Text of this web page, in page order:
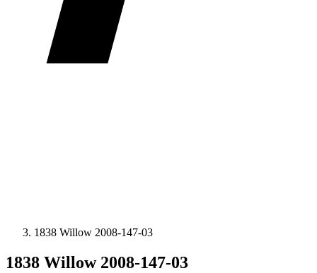
1838 Willow 2008-147-03
1838 Willow 2008-147-03